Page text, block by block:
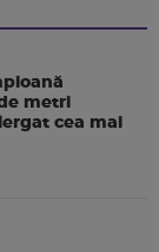
metri
cea mai